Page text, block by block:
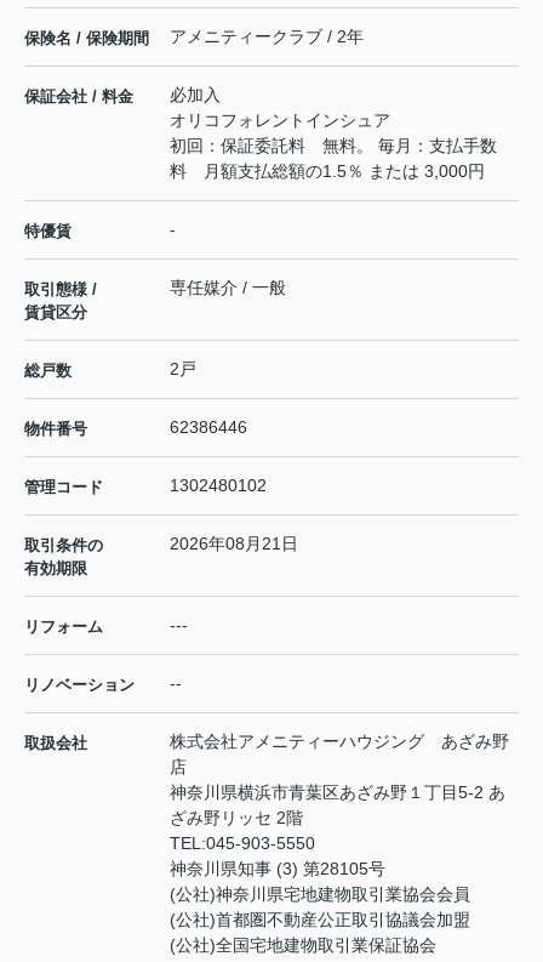
保険名 / 保険期間 アメニティークラブ / 2年
保証会社 / 料金
必加入
オリコフォレントインシュア
初回：保証委託料 無料。 毎月：支払手数
料 月額支払総額の1.5％ または 3,000円
特優賃 -
取引態様 /
賃貸区分
専任媒介 / 一般
総戸数 2戸
物件番号 62386446
管理コード 1302480102
取引条件の
有効期限
2026年08月21日
リフォーム ---
リノベーション --
取扱会社
株式会社アメニティーハウジング あざみ野
店
神奈川県横浜市青葉区あざみ野１丁目5-2 あ
ざみ野リッセ 2階
TEL:045-903-5550
神奈川県知事 (3) 第28105号
(公社)神奈川県宅地建物取引業協会会員
(公社)首都圏不動産公正取引協議会加盟
(公社)全国宅地建物取引業保証協会